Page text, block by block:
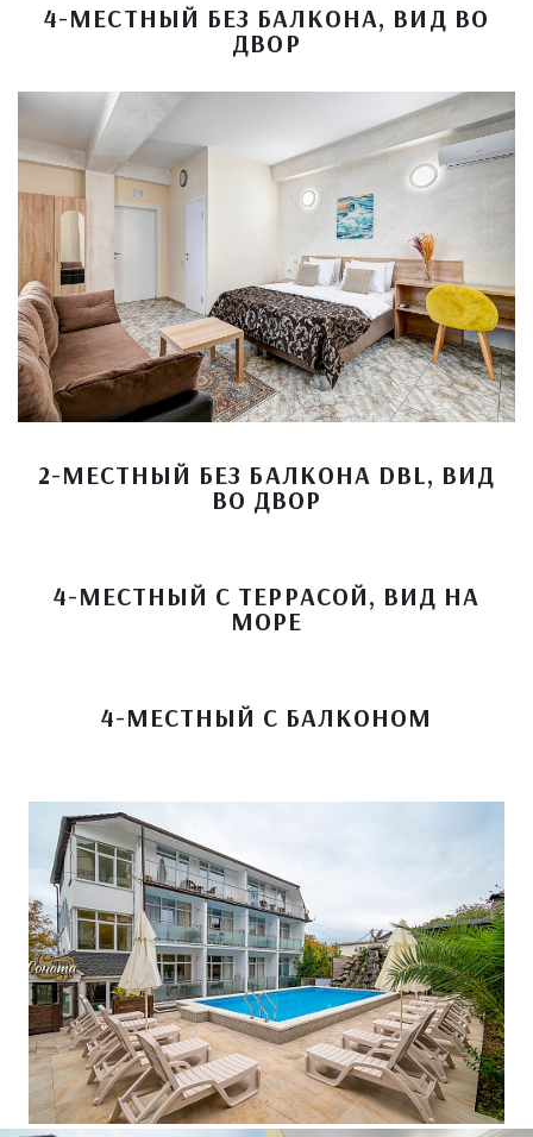
4-МЕСТНЫЙ БЕЗ БАЛКОНА, ВИД ВО
ДВОР
2-МЕСТНЫЙ БЕЗ БАЛКОНА DBL, ВИД
ВО ДВОР
4-МЕСТНЫЙ С ТЕРРАСОЙ, ВИД НА
МОРЕ
4-МЕСТНЫЙ С БАЛКОНОМ